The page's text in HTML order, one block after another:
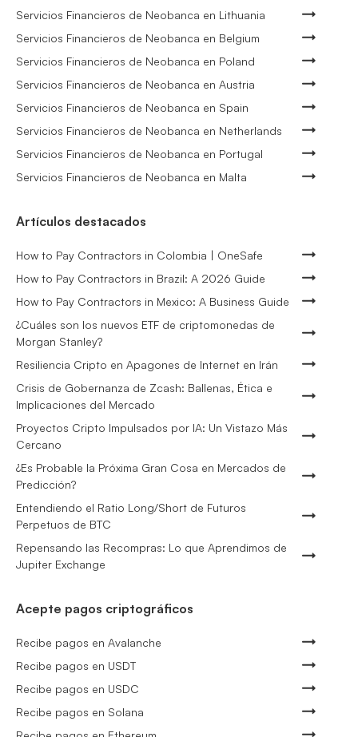
Servicios Financieros de Neobanca en Lithuania
Servicios Financieros de Neobanca en Belgium
Servicios Financieros de Neobanca en Poland
Servicios Financieros de Neobanca en Austria
Servicios Financieros de Neobanca en Spain
Servicios Financieros de Neobanca en Netherlands
Servicios Financieros de Neobanca en Portugal
Servicios Financieros de Neobanca en Malta
Artículos destacados
How to Pay Contractors in Colombia | OneSafe
How to Pay Contractors in Brazil: A 2026 Guide
How to Pay Contractors in Mexico: A Business Guide
¿Cuáles son los nuevos ETF de criptomonedas de
Morgan Stanley?
Resiliencia Cripto en Apagones de Internet en Irán
Crisis de Gobernanza de Zcash: Ballenas, Ética e
Implicaciones del Mercado
Proyectos Cripto Impulsados por IA: Un Vistazo Más
Cercano
¿Es Probable la Próxima Gran Cosa en Mercados de
Predicción?
Entendiendo el Ratio Long/Short de Futuros
Perpetuos de BTC
Repensando las Recompras: Lo que Aprendimos de
Jupiter Exchange
Acepte pagos criptográficos
Recibe pagos en Avalanche
Recibe pagos en USDT
Recibe pagos en USDC
Recibe pagos en Solana